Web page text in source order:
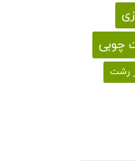
چوبی
رشت